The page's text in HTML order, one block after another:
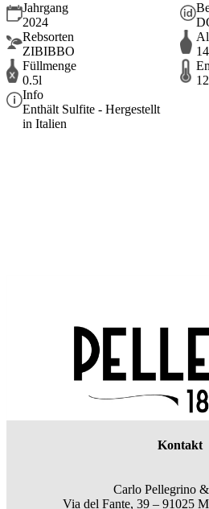
Jahrgang
2024
Rebsorten
ZIBIBBO
Füllmenge
0.5l
Info
Enthält Sulfite - Hergestellt
in Italien
Kontakt
Carlo Pellegrino
Via del Fante, 39 – 91025